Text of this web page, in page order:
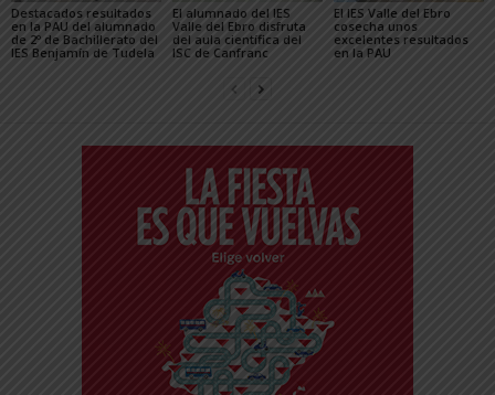
Destacados resultados
en la PAU del alumnado
de 2º de Bachillerato del
IES Benjamín de Tudela
El alumnado del IES
Valle del Ebro disfruta
del aula científica del
lSC de Canfranc
El IES Valle del Ebro
cosecha unos
excelentes resultados
en la PAU